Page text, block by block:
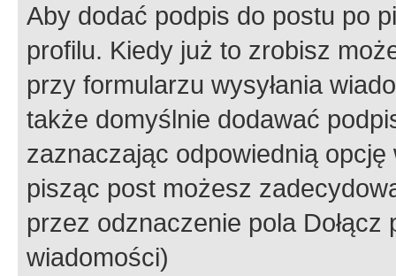
Aby dodać podpis do postu po
profilu. Kiedy już to zrobisz
przy formularzu wysyłania
także domyślnie dodawać
zaznaczając odpowiednią
pisząc post możesz
przez odznaczenie pola
wiadomości)